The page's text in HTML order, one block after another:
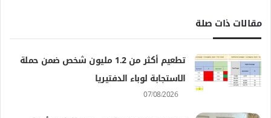
مقالات ذات صلة
تطعيم أكثر من 1.2 مليون شخص ضمن حملة
الاستجابة لوباء الدفتيريا
07/08/2026